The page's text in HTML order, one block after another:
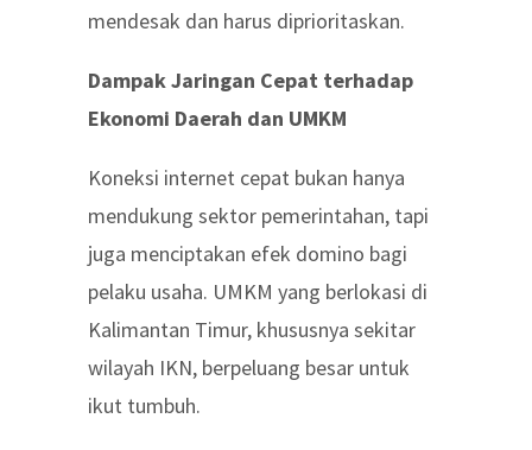
mendesak dan harus diprioritaskan.
Dampak Jaringan Cepat terhadap
Ekonomi Daerah dan UMKM
Koneksi internet cepat bukan hanya
mendukung sektor pemerintahan, tapi
juga menciptakan efek domino bagi
pelaku usaha. UMKM yang berlokasi di
Kalimantan Timur, khususnya sekitar
wilayah IKN, berpeluang besar untuk
ikut tumbuh.